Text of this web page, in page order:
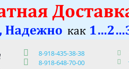
8-918-435-38-38
8-918-648-70-00